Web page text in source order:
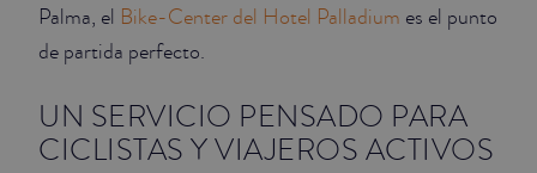
Palma, el Bike-Center del Hotel Palladium es el punto
de partida perfecto.
UN SERVICIO PENSADO PARA
CICLISTAS Y VIAJEROS ACTIVOS